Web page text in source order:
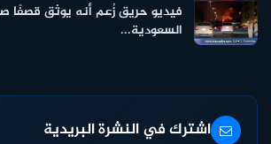
فيديو حريق زُعم أنه يوثق قصفًا
السعودية...
اشترك في النشرة البريدية